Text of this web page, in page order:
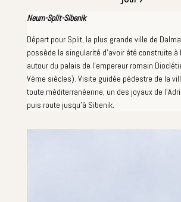
Neum-Split-Sibenik
Départ pour Split, la plus grande ville de
possède la singularité d'avoir été construite à
autour du palais de l'empereur romain
Vème siècles). Visite guidée pédestre de la
toute méditerranéenne, un des joyaux de
puis route jusqu'à Sibenik.